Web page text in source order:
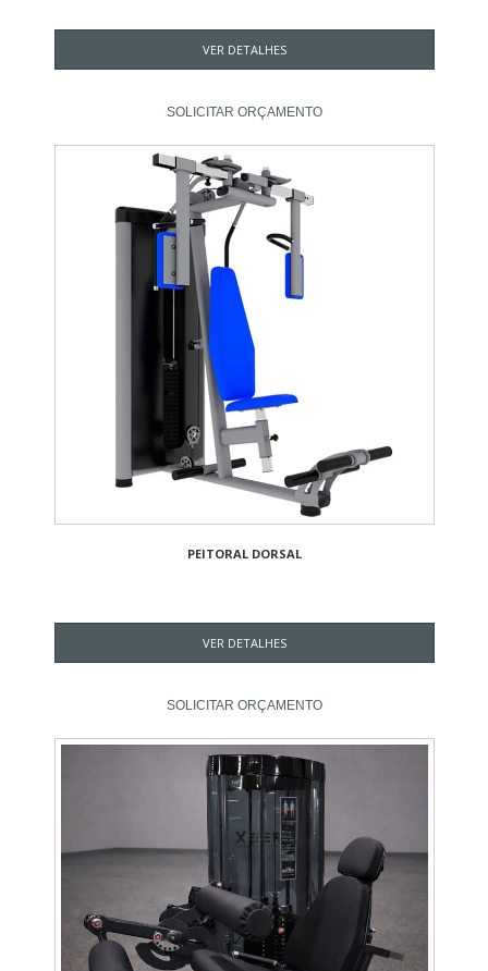
VER DETALHES
SOLICITAR ORÇAMENTO
PEITORAL DORSAL
VER DETALHES
SOLICITAR ORÇAMENTO